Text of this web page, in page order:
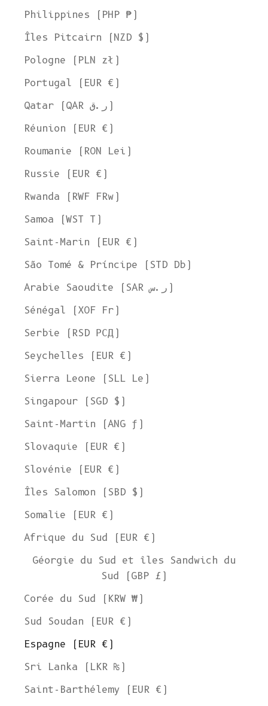
Philippines (PHP ₱)
Îles Pitcairn (NZD $)
Pologne (PLN zł)
Portugal (EUR €)
Qatar (QAR ر.ق)
Réunion (EUR €)
Roumanie (RON Lei)
Russie (EUR €)
Rwanda (RWF FRw)
Samoa (WST T)
Saint-Marin (EUR €)
São Tomé & Príncipe (STD Db)
Arabie Saoudite (SAR ر.س)
Sénégal (XOF Fr)
Serbie (RSD РСД)
Seychelles (EUR €)
Sierra Leone (SLL Le)
Singapour (SGD $)
Saint-Martin (ANG ƒ)
Slovaquie (EUR €)
Slovénie (EUR €)
Îles Salomon (SBD $)
Somalie (EUR €)
Afrique du Sud (EUR €)
Géorgie du Sud et îles Sandwich du
Sud (GBP £)
Corée du Sud (KRW ₩)
Sud Soudan (EUR €)
Espagne (EUR €)
Sri Lanka (LKR ₨)
Saint-Barthélemy (EUR €)
Il semble que vous soyez dans
Expédier à
États-Unis
Langue
Anglais
Devise
Dollar américain